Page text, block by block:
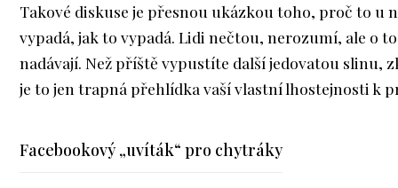
Takové diskuse je přesnou ukázkou toho, proč to u
vypadá, jak to vypadá. Lidi nečtou, nerozumí, ale o
nadávají. Než příště vypustíte další jedovatou slinu,
je to jen trapná přehlídka vaší vlastní lhostejnosti k
Facebookový „uvíták“ pro chytráky